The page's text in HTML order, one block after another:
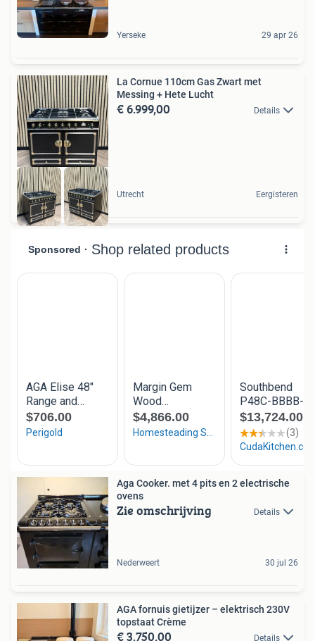
Yerseke 29 apr 26
La Cornue 110cm Gas Zwart met
Messing + Hete Lucht
€ 6.999,00 Details
Utrecht Eergisteren
Aga Cooker. met 4 pits en 2 electrische
ovens
Zie omschrijving Details
Nederweert 30 jul 26
AGA fornuis gietijzer – elektrisch 230V
topstaat Crème
€ 3.750,00 Details